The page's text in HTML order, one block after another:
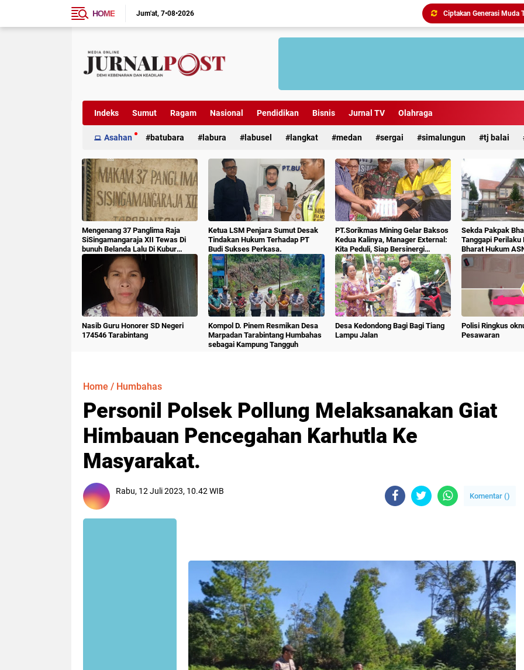
HOME Jum'at 7•08•2026
Indeks Sumut Ragam Nasional Pendidikan Bisnis Jurnal TV Olahraga
Asahan batubara labura labusel langkat medan sergai simalungun tj balai
Mengenang 37 Panglima Raja
SiSingamangaraja XII Tewas Di
bunuh Belanda Lalu Di Kubur
Massal Oleh Masyarakat
Ketua LSM Penjara Sumut Desak
Tindakan Hukum Terhadap PT
Budi Sukses Perkasa.
PT.Sorikmas Mining Gelar Baksos
Kedua Kalinya, Manager External:
Kita Peduli, Siap Bersinergi
Dengan Pemda & Masyarakat.
Sekda Pakpak
Tanggapi Perilaku
Bharat Hukum
Nasib Guru Honorer SD Negeri
174546 Tarabintang
Kompol D. Pinem Resmikan Desa
Marpadan Tarabintang Humbahas
sebagai Kampung Tangguh
Desa Kedondong Bagi Bagi Tiang
Lampu Jalan
Polisi Ringkus
Pesawaran
Home / Humbahas
Personil Polsek Pollung Melaksanakan Giat
Himbauan Pencegahan Karhutla Ke
Masyarakat.
Rabu, 12 Juli 2023, 10.42 WIB
Komentar ()